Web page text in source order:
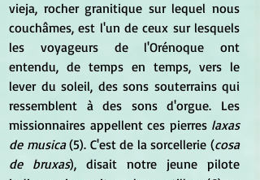
vieja, rocher granitique sur lequel nous
couchâmes, est l'un de ceux sur lesquels
les voyageurs de l'Orénoque ont
entendu, de temps en temps, vers le
lever du soleil, des sons souterrains qui
ressemblent à des sons d'orgue. Les
missionnaires appellent ces pierres laxas
de musica (5). C'est de la sorcellerie (cosa
de bruxas), disait notre jeune pilote